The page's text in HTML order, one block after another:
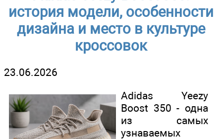
история модели, особенности
дизайна и место в культуре
кроссовок
23.06.2026
Adidas Yeezy
Boost 350 - одна
из самых
узнаваемых